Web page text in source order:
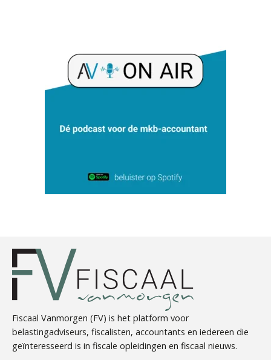
Peter Kerkhof
Herman van Kesteren
Fiscaal Vanmorgen (FV) is het platform voor
belastingadviseurs, fiscalisten, accountants en iedereen die
geïnteresseerd is in fiscale opleidingen en fiscaal nieuws.